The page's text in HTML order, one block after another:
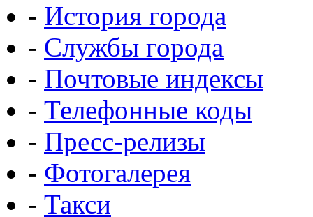
- История города
- Службы города
- Почтовые индексы
- Телефонные коды
- Пресс-релизы
- Фотогалерея
- Такси